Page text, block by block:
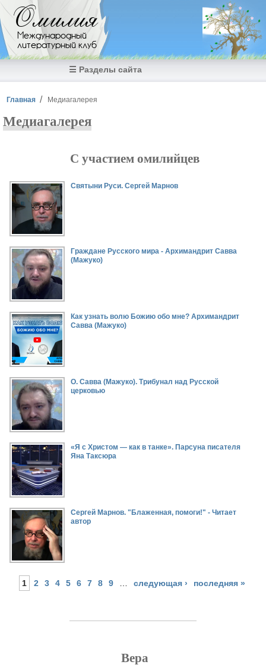
Перейти к основному содержанию
Омилия
Международный
литературный клуб
☰ Разделы сайта
Вы здесь
Главная Медиагалерея
Медиагалерея
С участием омилийцев
Святыни Руси. Сергей Марнов
Граждане Русского мира - Архимандрит Савва
(Мажуко)
Как узнать волю Божию обо мне? Архимандрит
Савва (Мажуко)
О. Савва (Мажуко). Трибунал над Русской
церковью
«Я с Христом — как в танке». Парсуна писателя
Яна Таксюра
Сергей Марнов. "Блаженная, помоги!" - Читает
автор
Страницы
1 2 3 4 5 6 7 8 9 следующая › последняя »
Вера